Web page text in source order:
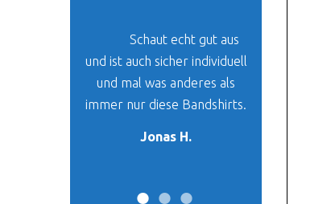
Schaut echt gut aus
und ist auch sicher individuell
und mal was anderes als
immer nur diese Bandshirts.
Jonas H.